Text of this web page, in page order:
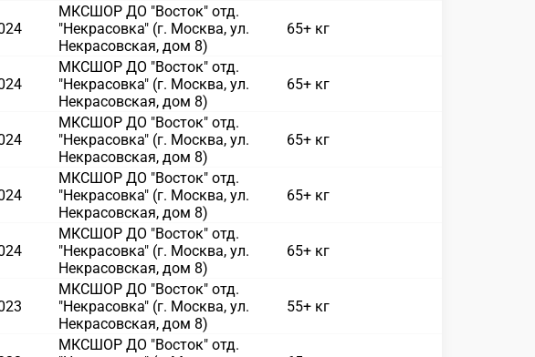
МКСШОР ДО "Восток" отд.
"Некрасовка" (г. Москва, ул.
Некрасовская, дом 8)
65+ кг
МКСШОР ДО "Восток" отд.
"Некрасовка" (г. Москва, ул.
Некрасовская, дом 8)
65+ кг
МКСШОР ДО "Восток" отд.
"Некрасовка" (г. Москва, ул.
Некрасовская, дом 8)
65+ кг
МКСШОР ДО "Восток" отд.
"Некрасовка" (г. Москва, ул.
Некрасовская, дом 8)
65+ кг
МКСШОР ДО "Восток" отд.
"Некрасовка" (г. Москва, ул.
Некрасовская, дом 8)
65+ кг
МКСШОР ДО "Восток" отд.
"Некрасовка" (г. Москва, ул.
Некрасовская, дом 8)
55+ кг
МКСШОР ДО "Восток" отд.